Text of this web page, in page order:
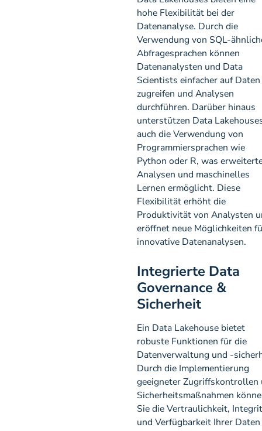
hohe Flexibilität bei der
Datenanalyse. Durch die
Verwendung von SQL-
Abfragesprachen können
Datenanalysten und Data
Scientists einfacher auf Daten
zugreifen und Analysen
durchführen. Darüber hinaus
unterstützen Data
auch die Verwendung von
Programmiersprachen wie
Python oder R, was
Analysen und maschinelles
Lernen ermöglicht. Diese
Flexibilität erhöht die
Produktivität von Analysten
eröffnet neue Möglichkeiten
innovative Datenanalysen.
Integrierte Data
Governance &
Sicherheit
Ein Data Lakehouse bietet
robuste Funktionen für die
Datenverwaltung und -
Durch die Implementierung
geeigneter Zugriffskontrollen
Sicherheitsmaßnahmen
Sie die Vertraulichkeit,
und Verfügbarkeit Ihrer Daten